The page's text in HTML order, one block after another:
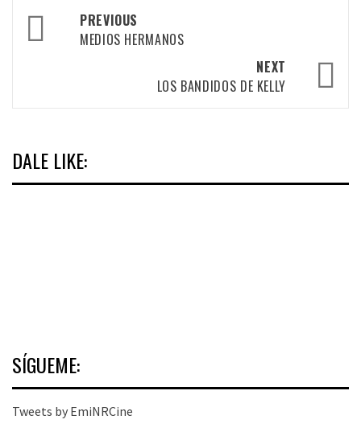
Post
navigation
PREVIOUS
MEDIOS HERMANOS
NEXT
LOS BANDIDOS DE KELLY
DALE LIKE:
SÍGUEME:
Tweets by EmiNRCine